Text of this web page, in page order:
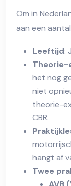
Om in
aan een
Leeftijd:
Theorie-
het nog
niet
theorie-
CBR.
hangt af
Twee